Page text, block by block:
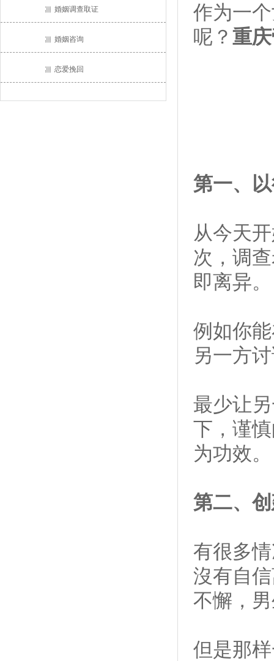
婚姻调查取证
婚姻咨询
恋爱挽回
作为一
呢？重
第一、
从今天
次，调
即离异。
例如你
另一方
最少让
下，谨
为功效。
第二、
有很多
沒有自
不懈，
但是那